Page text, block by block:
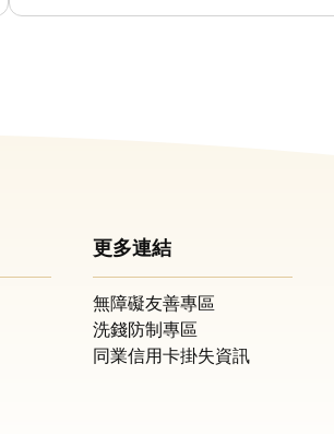
更多連結
無障礙友善專區
洗錢防制專區
同業信用卡掛失資訊